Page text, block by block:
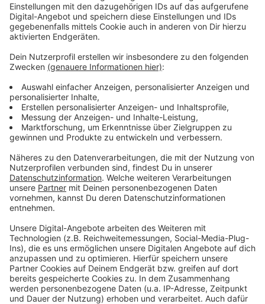
Zustimmung, um den YouTube
Video-Service zu laden!
Drittanbieters, um Videoinhalte
Daten zu Ihren Aktivitäten
sammeln. Bitte lesen Sie die
Details durch und stimmen Sie der
Nutzung des Service zu, um dieses
Mehr Informationen
Akzeptieren
powered byUsercentrics Consent
Management Platform
Drei sind bei einem Date in der Regel einer zu viel…in
diesem Fall: Viel zu viel!
©Copyright 2019 Warner Bros. Entertainment
Milo und sein ziemlich chaotischer Freund Renzo.